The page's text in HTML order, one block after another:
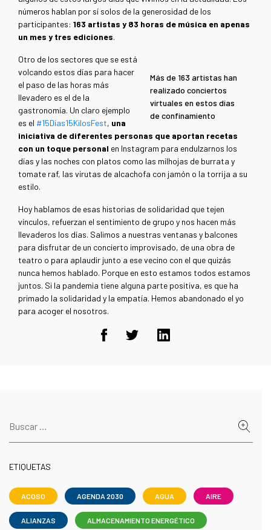
números hablan por sí solos de la generosidad de los
participantes: 163 artistas y 83 horas de música en apenas
un mes y tres ediciones.
Más de 163 artistas han
realizado conciertos
virtuales en estos días
de confinamiento
Otro de los sectores que se está
volcando estos días para hacer
el paso de las horas más
llevadero es el de la
gastronomía. Un claro ejemplo
es el #15Días15KilosFest, una
iniciativa de diferentes personas que aportan recetas
con un toque personal en Instagram para endulzarnos los
días y las noches con platos como las milhojas de burrata y
tomate raf, las virutas de alcachofa con jamón o la torrija a su
estilo.
Hoy hablamos de esas historias de solidaridad que tejen
vínculos, refuerzan el sentimiento de grupo y nos hacen más
llevaderos los días. Salimos a nuestras ventanas y balcones
para disfrutar de un concierto improvisado, de una obra de
teatro o para aplaudir junto a ese vecino con el que quizás
nunca hemos hablado. Porque en esto estamos todos estamos
juntos. Si la pandemia tiene alguna parte positiva, es que ha
primado la solidaridad y la empatía. Hemos abandonado el yo
para acoger el nosotros.
ETIQUETAS
ACOSO AGENDA 2030 AGUA AIRE
ALIANZAS ALMACENAMIENTO ENERGÉTICO